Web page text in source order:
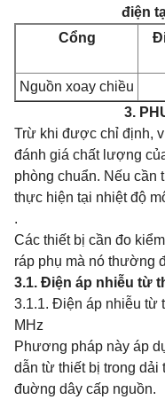
điện
Cổng
Nguồn xoay chiều
3.
Trừ khi được chỉ định,
đánh giá chất lượng
phòng chuẩn. Nếu cần
thực hiện tại nhiệt độ
.
Các thiết bị cần đo
ráp phụ mà nó thường
3.1. Điện áp nhiễu từ
3.1.1. Điện áp nhiễu từ
MHz
Phương pháp này áp
dẫn từ thiết bị trong dải
đuờng dây cấp nguồn.